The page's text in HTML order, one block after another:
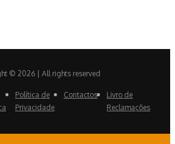
© 2026 | All rights reserved
Política de
Privacidade
Contactos
Livro de
Reclamações